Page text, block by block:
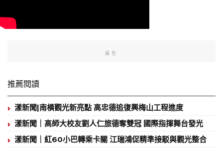
廣告
推薦閱讀
漾新聞|南橫觀光新亮點 高忠德追復興梅山工程進度
漾新聞｜高師大校友劉人仁旅德奪雙冠 國際指揮舞台發光
漾新聞｜紅60小巴轉乘卡關 江瑞鴻促精準接駁與觀光整合